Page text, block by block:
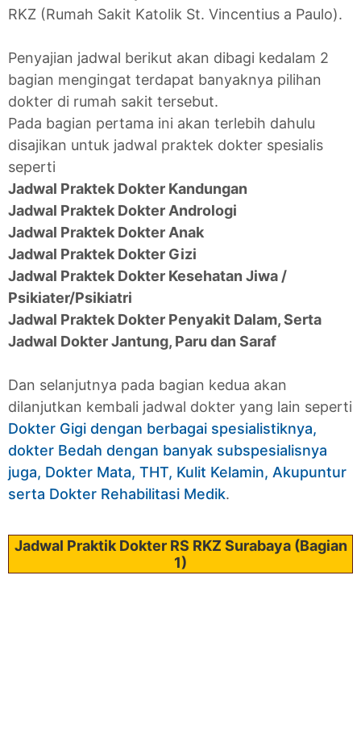
RKZ (Rumah Sakit Katolik St. Vincentius a Paulo).
Penyajian jadwal berikut akan dibagi kedalam 2
bagian mengingat terdapat banyaknya pilihan
dokter di rumah sakit tersebut.
Pada bagian pertama ini akan terlebih dahulu
disajikan untuk jadwal praktek dokter spesialis
seperti
Jadwal Praktek Dokter Kandungan
Jadwal Praktek Dokter Andrologi
Jadwal Praktek Dokter Anak
Jadwal Praktek Dokter Gizi
Jadwal Praktek Dokter Kesehatan Jiwa /
Psikiater/Psikiatri
Jadwal Praktek Dokter Penyakit Dalam, Serta
Jadwal Dokter Jantung, Paru dan Saraf
Dan selanjutnya pada bagian kedua akan
dilanjutkan kembali jadwal dokter yang lain seperti
Dokter Gigi dengan berbagai spesialistiknya,
dokter Bedah dengan banyak subspesialisnya
juga, Dokter Mata, THT, Kulit Kelamin, Akupuntur
serta Dokter Rehabilitasi Medik.
Jadwal Praktik Dokter RS RKZ Surabaya (Bagian
1)